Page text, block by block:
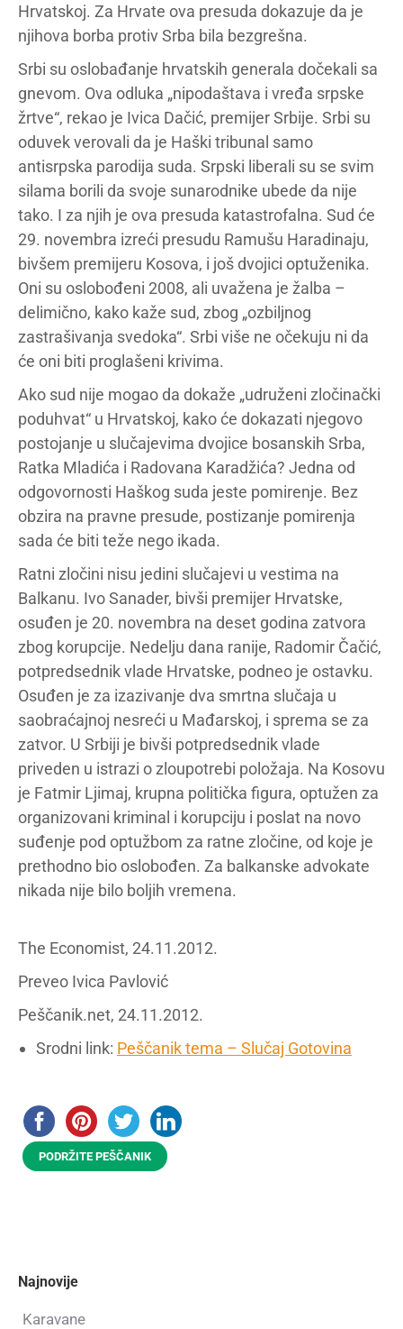
Hrvatskoj. Za Hrvate ova presuda dokazuje da je
njihova borba protiv Srba bila bezgrešna.
Srbi su oslobađanje hrvatskih generala dočekali sa
gnevom. Ova odluka „nipodaštava i vređa srpske
žrtve“, rekao je Ivica Dačić, premijer Srbije. Srbi su
oduvek verovali da je Haški tribunal samo
antisrpska parodija suda. Srpski liberali su se svim
silama borili da svoje sunarodnike ubede da nije
tako. I za njih je ova presuda katastrofalna. Sud će
29. novembra izreći presudu Ramušu Haradinaju,
bivšem premijeru Kosova, i još dvojici optuženika.
Oni su oslobođeni 2008, ali uvažena je žalba –
delimično, kako kaže sud, zbog „ozbiljnog
zastrašivanja svedoka“. Srbi više ne očekuju ni da
će oni biti proglašeni krivima.
Ako sud nije mogao da dokaže „udruženi zločinački
poduhvat“ u Hrvatskoj, kako će dokazati njegovo
postojanje u slučajevima dvojice bosanskih Srba,
Ratka Mladića i Radovana Karadžića? Jedna od
odgovornosti Haškog suda jeste pomirenje. Bez
obzira na pravne presude, postizanje pomirenja
sada će biti teže nego ikada.
Ratni zločini nisu jedini slučajevi u vestima na
Balkanu. Ivo Sanader, bivši premijer Hrvatske,
osuđen je 20. novembra na deset godina zatvora
zbog korupcije. Nedelju dana ranije, Radomir Čačić,
potpredsednik vlade Hrvatske, podneo je ostavku.
Osuđen je za izazivanje dva smrtna slučaja u
saobraćajnoj nesreći u Mađarskoj, i sprema se za
zatvor. U Srbiji je bivši potpredsednik vlade
priveden u istrazi o zloupotrebi položaja. Na Kosovu
je Fatmir Ljimaj, krupna politička figura, optužen za
organizovani kriminal i korupciju i poslat na novo
suđenje pod optužbom za ratne zločine, od koje je
prethodno bio oslobođen. Za balkanske advokate
nikada nije bilo boljih vremena.
The Economist, 24.11.2012.
Preveo Ivica Pavlović
Peščanik.net, 24.11.2012.
Srodni link: Peščanik tema – Slučaj Gotovina
PODRŽITE PEŠČANIK
Najnovije
Karavane